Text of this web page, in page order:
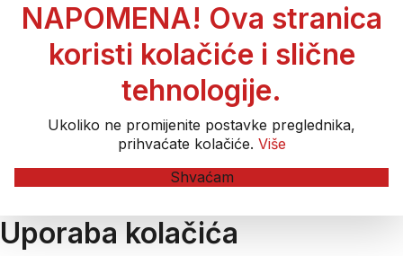
NAPOMENA! Ova stranica
koristi kolačiće i slične
tehnologije.
Ukoliko ne promijenite postavke preglednika,
prihvaćate kolačiće. Više
Shvaćam
Uporaba kolačića